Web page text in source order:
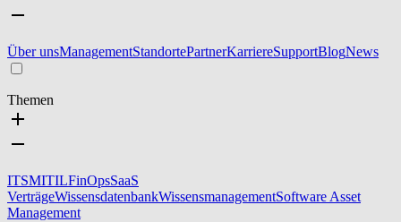
Über unsManagementStandortePartnerKarriereSupportBlogNews
Themen
ITSMITILFinOpsSaaS
VerträgeWissensdatenbankWissensmanagementSoftware Asset
Management